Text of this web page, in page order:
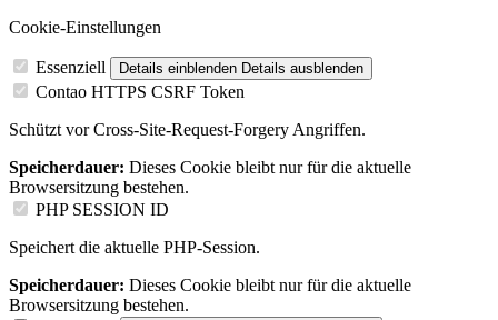
Cookie-Einstellungen
Essenziell Details einblenden Details ausblenden
Contao HTTPS CSRF Token
Schützt vor Cross-Site-Request-Forgery Angriffen.
Speicherdauer: Dieses Cookie bleibt nur für die aktuelle
Browsersitzung bestehen.
PHP SESSION ID
Speichert die aktuelle PHP-Session.
Speicherdauer: Dieses Cookie bleibt nur für die aktuelle
Browsersitzung bestehen.